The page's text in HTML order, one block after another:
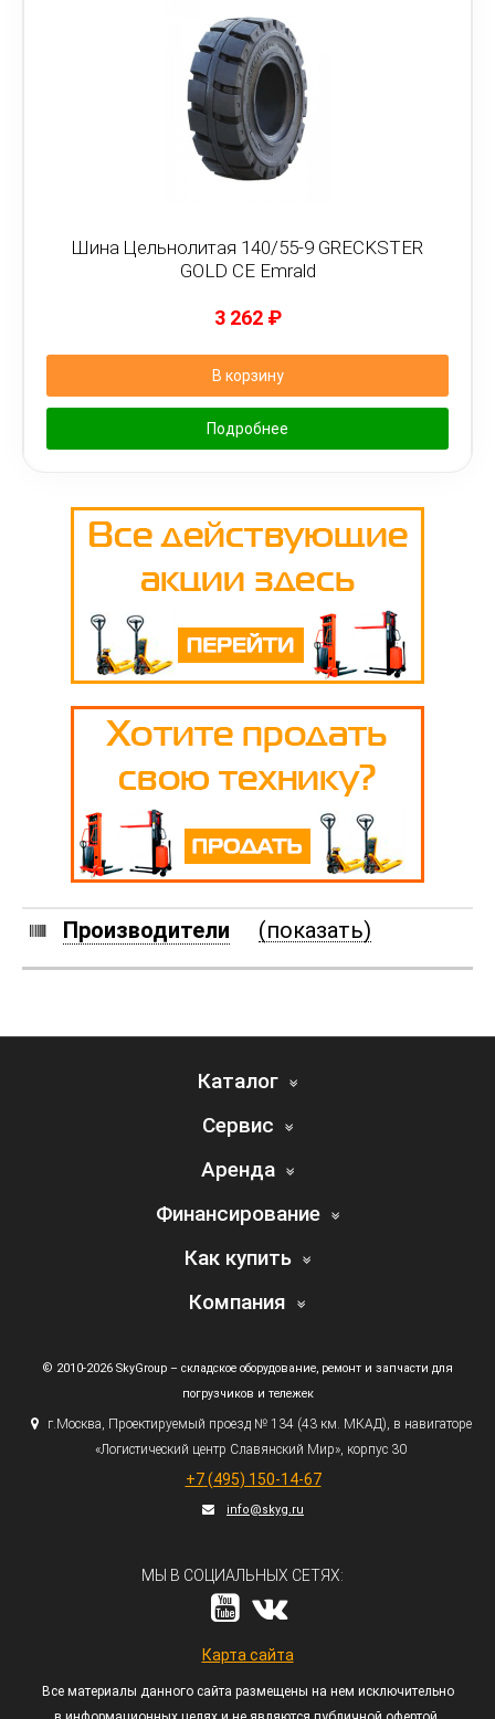
Шина Цельнолитая 140/55-9 GRECKSTER
GOLD CE Emrald
3 262 ₽
В корзину
Подробнее
Производители (показать)
Каталог
Сервис
Аренда
Финансирование
Как купить
Компания
© 2010-2026 SkyGroup – складское оборудование, ремонт и запчасти для
погрузчиков и тележек
г.Москва, Проектируемый проезд № 134 (43км. МКАД), в навигаторе
«Логистический центр Славянский Мир», корпус 30
+7 (495) 150-14-67
info@skyg.ru
МЫ В СОЦИАЛЬНЫХ СЕТЯХ:
Карта сайта
Все материалы данного сайта размещены на нем исключительно